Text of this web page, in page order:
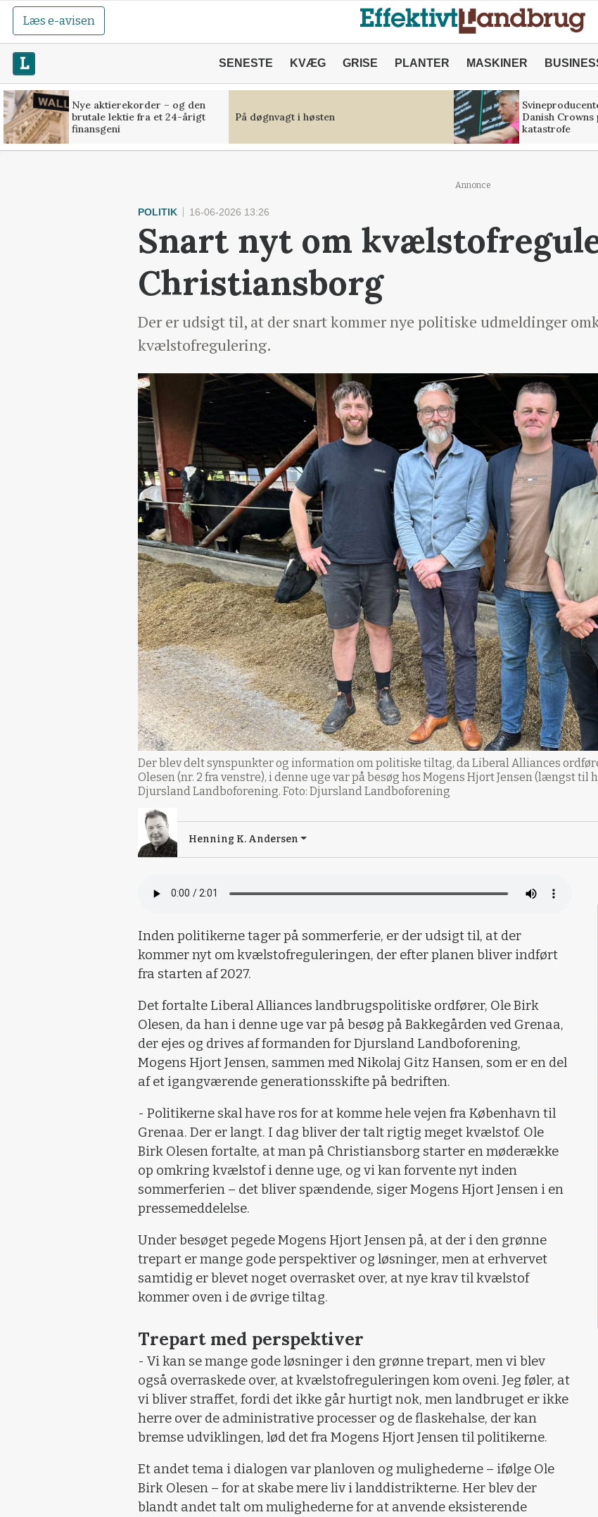
Læs e-avisen
SENESTE KVÆG GRISE PLANTER MASKINER
Nye aktierekorder – og den
brutale lektie fra et 24-årigt
finansgeni
På døgnvagt i høsten
Danish Crowns
katastrofe
Annonce
POLITIK 16-06-2026 13:26
Snart nyt om
Christiansborg
Der er udsigt til, at der snart kommer nye politiske udmeldinger
kvælstofregulering.
Der blev delt synspunkter og information om politiske tiltag, da Liberal Alliances
Olesen (nr. 2 fra venstre), i denne uge var på besøg hos Mogens Hjort Jensen (længst
Djursland Landboforening. Foto: Djursland Landboforening
Henning K. Andersen
Inden politikerne tager på sommerferie, er der udsigt til, at der
kommer nyt om kvælstofreguleringen, der efter planen bliver indført
fra starten af 2027.
Det fortalte Liberal Alliances landbrugspolitiske ordfører, Ole Birk
Olesen, da han i denne uge var på besøg på Bakkegården ved Grenaa,
der ejes og drives af formanden for Djursland Landboforening,
Mogens Hjort Jensen, sammen med Nikolaj Gitz Hansen, som er en del
af et igangværende generationsskifte på bedriften.
- Politikerne skal have ros for at komme hele vejen fra København til
Grenaa. Der er langt. I dag bliver der talt rigtig meget kvælstof. Ole
Birk Olesen fortalte, at man på Christiansborg starter en møderække
op omkring kvælstof i denne uge, og vi kan forvente nyt inden
sommerferien – det bliver spændende, siger Mogens Hjort Jensen i en
pressemeddelelse.
Under besøget pegede Mogens Hjort Jensen på, at der i den grønne
trepart er mange gode perspektiver og løsninger, men at erhvervet
samtidig er blevet noget overrasket over, at nye krav til kvælstof
kommer oven i de øvrige tiltag.
Trepart med perspektiver
- Vi kan se mange gode løsninger i den grønne trepart, men vi blev
også overraskede over, at kvælstofreguleringen kom oveni. Jeg føler, at
vi bliver straffet, fordi det ikke går hurtigt nok, men landbruget er ikke
herre over de administrative processer og de flaskehalse, der kan
bremse udviklingen, lød det fra Mogens Hjort Jensen til politikerne.
Et andet tema i dialogen var planloven og mulighederne – ifølge Ole
Birk Olesen – for at skabe mere liv i landdistrikterne. Her blev der
blandt andet talt om mulighederne for at anvende eksisterende